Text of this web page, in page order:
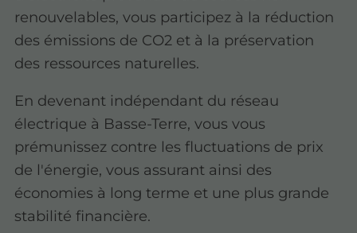
renouvelables, vous participez à la réduction
des émissions de CO2 et à la préservation
des ressources naturelles.
En devenant indépendant du réseau
électrique à Basse-Terre, vous vous
prémunissez contre les fluctuations de prix
de l'énergie, vous assurant ainsi des
économies à long terme et une plus grande
stabilité financière.